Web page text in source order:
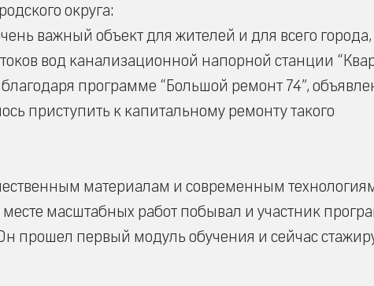
округа:
важный объект для жителей и для всего города,
вод канализационной напорной станции
программе “Большой ремонт 74”,
приступить к капитальному ремонту такого
материалам и современным
масштабных работ побывал и участник
прошел первый модуль обучения и сейчас